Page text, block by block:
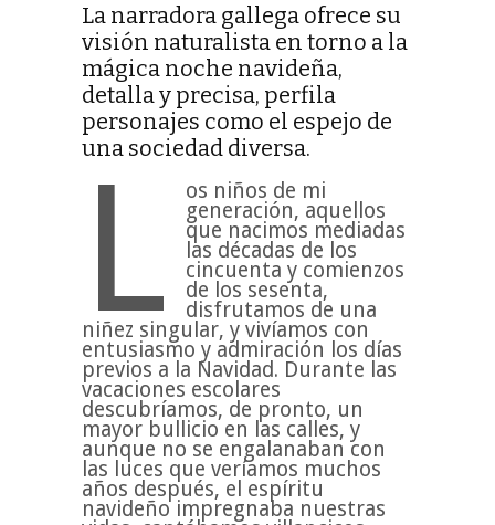
La narradora gallega ofrece su
visión naturalista en torno a la
mágica noche navideña,
detalla y precisa, perfila
personajes como el espejo de
una sociedad diversa.
L os niños de mi
generación, aquellos
que nacimos mediadas
las décadas de los
cincuenta y comienzos
de los sesenta,
disfrutamos de una
niñez singular, y vivíamos con
entusiasmo y admiración los días
previos a la Navidad. Durante las
vacaciones escolares
descubríamos, de pronto, un
mayor bullicio en las calles, y
aunque no se engalanaban con
las luces que veríamos muchos
años después, el espíritu
navideño impregnaba nuestras